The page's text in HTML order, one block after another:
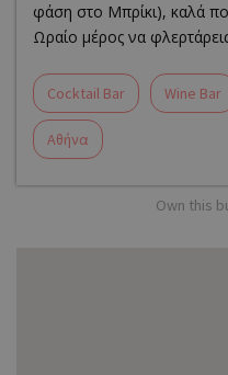
φάση στο Μπρίκι), καλά
Ωραίο μέρος να
Cocktail Bar Wine Bar
Αθήνα
Own this